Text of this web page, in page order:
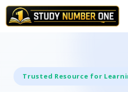
Skip
content
Trusted Resource for